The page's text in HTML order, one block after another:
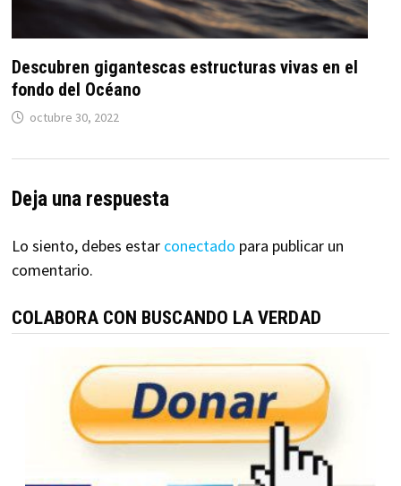
Descubren gigantescas estructuras vivas en el
fondo del Océano
octubre 30, 2022
Deja una respuesta
Lo siento, debes estar conectado para publicar un
comentario.
COLABORA CON BUSCANDO LA VERDAD